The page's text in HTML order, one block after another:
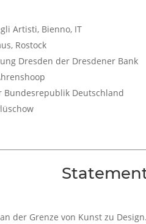
Artisti, Bienno, IT
Rostock
Dresden der Dresdener Bank
Deutschland
der Grenze von Kunst zu